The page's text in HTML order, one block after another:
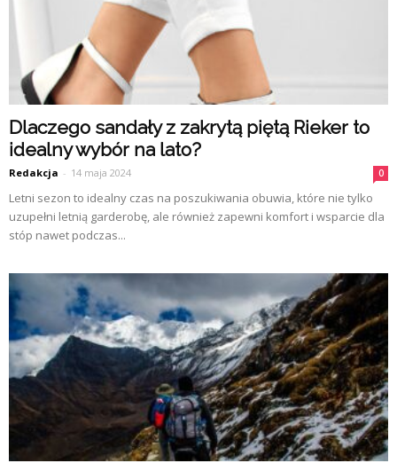
Dlaczego sandały z zakrytą piętą Rieker to
idealny wybór na lato?
Redakcja - 14 maja 2024 0
Letni sezon to idealny czas na poszukiwania obuwia, które nie tylko
uzupełni letnią garderobę, ale również zapewni komfort i wsparcie dla
stóp nawet podczas...